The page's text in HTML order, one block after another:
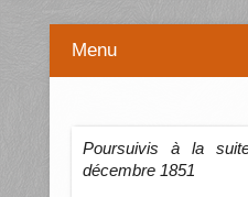
Menu
Poursuivis à la
décembre 1851